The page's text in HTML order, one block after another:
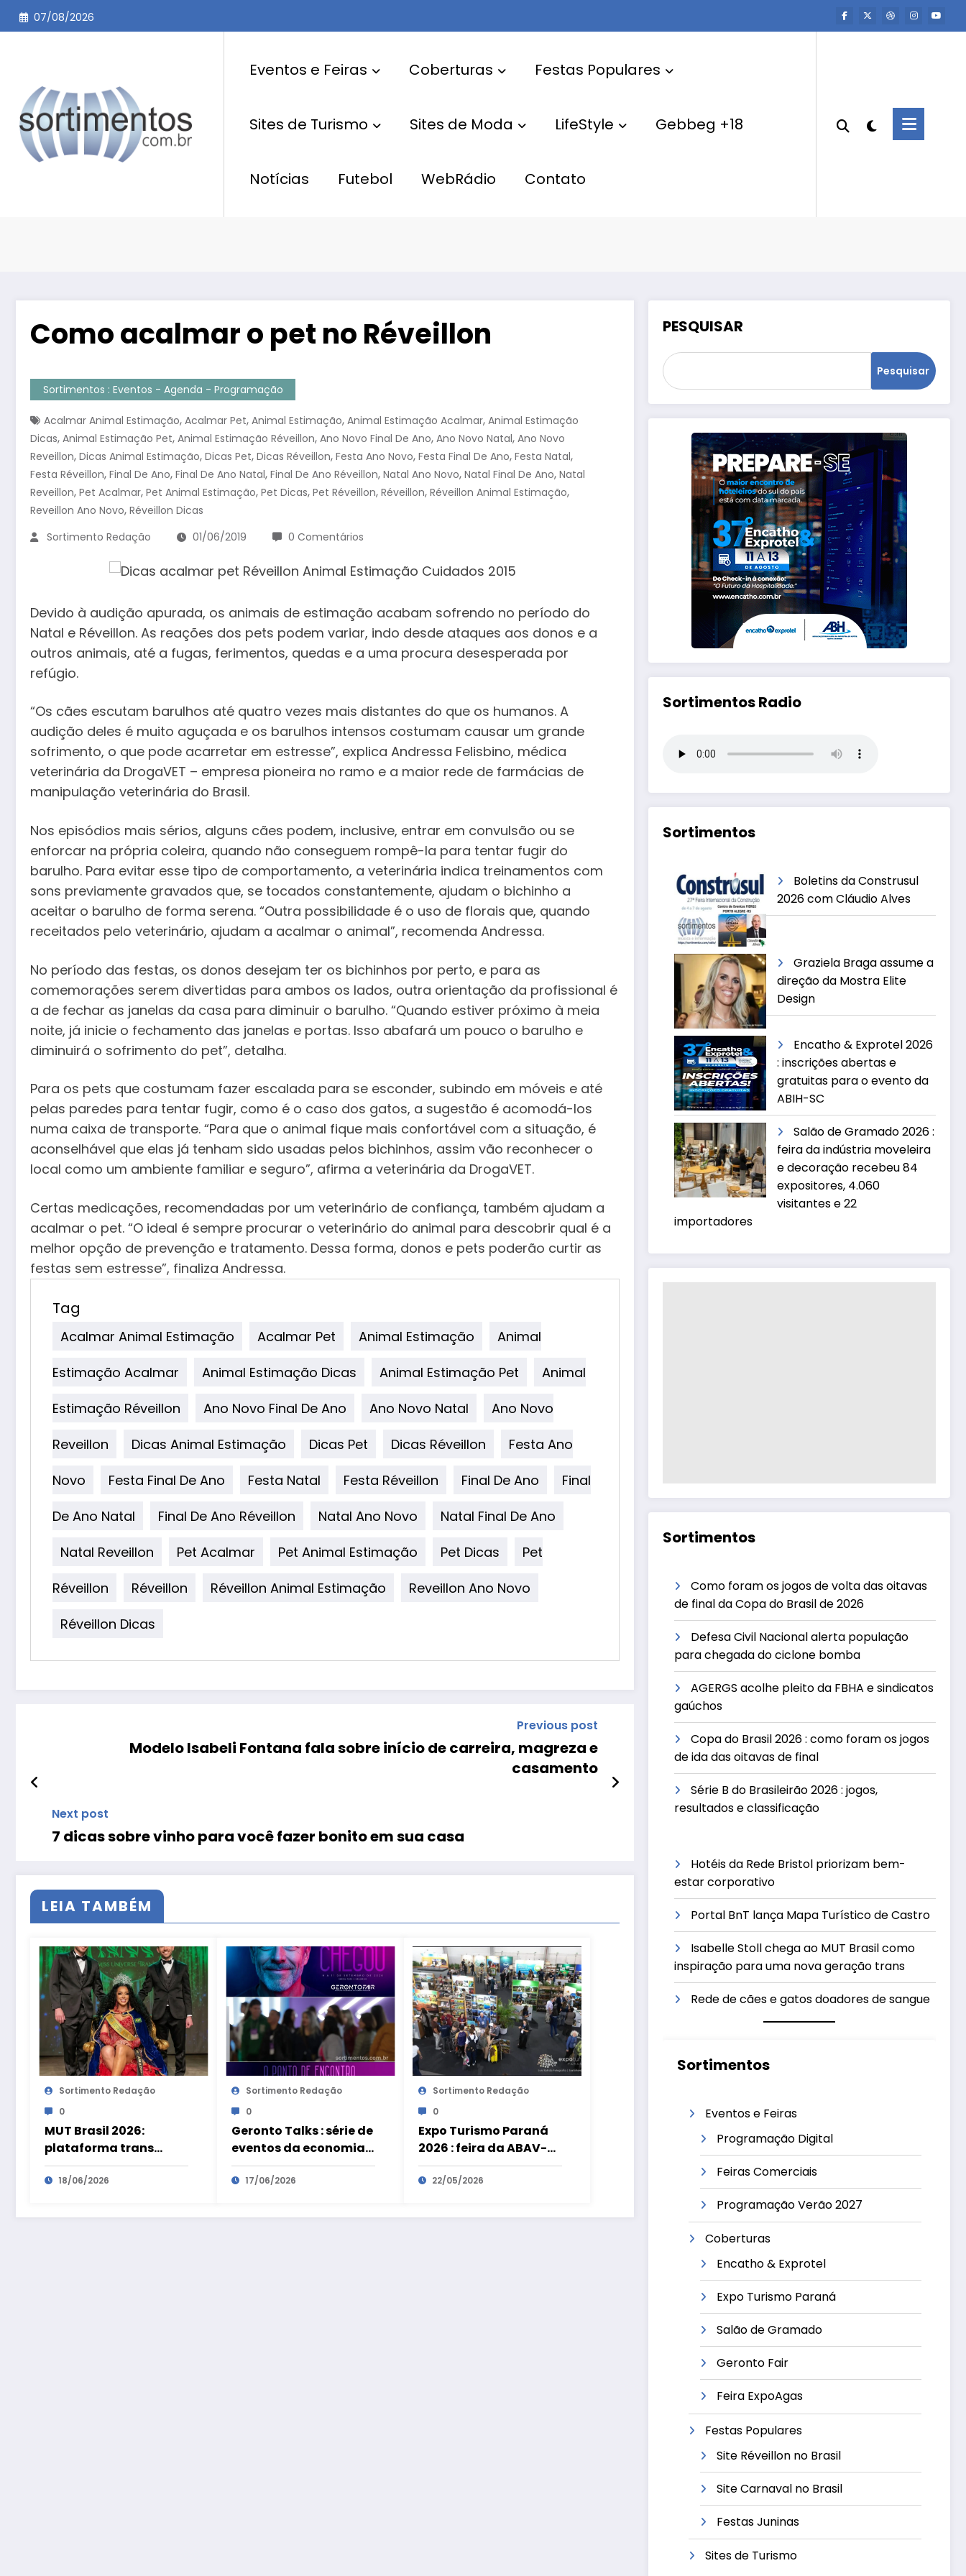
Pular
para
07/08/2026
Eventos e Feiras Coberturas Festas Populares
Sites de Turismo Sites de Moda LifeStyle Gebbeg +18
Notícias Futebol WebRádio Contato
Como acalmar o pet no Réveillon
Sortimentos : Eventos - Agenda - Programação
Acalmar Animal Estimação, Acalmar Pet, Animal Estimação, Animal Estimação Acalmar, Animal Estimação
Dicas, Animal Estimação Pet, Animal Estimação Réveillon, Ano Novo Final De Ano, Ano Novo Natal, Ano Novo
Reveillon, Dicas Animal Estimação, Dicas Pet, Dicas Réveillon, Festa Ano Novo, Festa Final De Ano, Festa Natal,
Festa Réveillon, Final De Ano, Final De Ano Natal, Final De Ano Réveillon, Natal Ano Novo, Natal Final De Ano, Natal
Reveillon, Pet Acalmar, Pet Animal Estimação, Pet Dicas, Pet Réveillon, Réveillon, Réveillon Animal Estimação,
Reveillon Ano Novo, Réveillon Dicas
Sortimento Redação
01/06/2019 0 Comentários
Devido à audição apurada, os animais de estimação acabam sofrendo no período do
Natal e Réveillon. As reações dos pets podem variar, indo desde ataques aos donos e a
outros animais, até a fugas, ferimentos, quedas e a uma procura desesperada por
refúgio.
“Os cães escutam barulhos até quatro vezes mais distantes do que os humanos. A
audição deles é muito aguçada e os barulhos intensos costumam causar um grande
sofrimento, o que pode acarretar em estresse”, explica Andressa Felisbino, médica
veterinária da DrogaVET – empresa pioneira no ramo e a maior rede de farmácias de
manipulação veterinária do Brasil.
Nos episódios mais sérios, alguns cães podem, inclusive, entrar em convulsão ou se
enforcar na própria coleira, quando não conseguem rompê-la para tentar fugir do
barulho. Para evitar esse tipo de comportamento, a veterinária indica treinamentos com
sons previamente gravados que, se tocados constantemente, ajudam o bichinho a
aceitar o barulho de forma serena. “Outra possibilidade é o uso de florais que, quando
receitados pelo veterinário, ajudam a acalmar o animal”, recomenda Andressa.
No período das festas, os donos desejam ter os bichinhos por perto, e para as
comemorações serem divertidas para ambos os lados, outra orientação da profissional é
a de fechar as janelas da casa para diminuir o barulho. “Quando estiver próximo à meia
noite, já inicie o fechamento das janelas e portas. Isso abafará um pouco o barulho e
diminuirá o sofrimento do pet”, detalha.
Para os pets que costumam fazer escalada para se esconder, subindo em móveis e até
pelas paredes para tentar fugir, como é o caso dos gatos, a sugestão é acomodá-los
numa caixa de transporte. “Para que o animal fique mais confortável com a situação, é
aconselhável que elas já tenham sido usadas pelos bichinhos, assim vão reconhecer o
local como um ambiente familiar e seguro”, afirma a veterinária da DrogaVET.
Certas medicações, recomendadas por um veterinário de confiança, também ajudam a
acalmar o pet. “O ideal é sempre procurar o veterinário do animal para descobrir qual é a
melhor opção de prevenção e tratamento. Dessa forma, donos e pets poderão curtir as
festas sem estresse”, finaliza Andressa.
Tag
Acalmar Animal Estimação Acalmar Pet Animal Estimação
Animal
Estimação Acalmar
Animal Estimação Dicas Animal Estimação Pet
Animal
Estimação Réveillon
Ano Novo Final De Ano Ano Novo Natal
Ano Novo
Reveillon
Dicas Animal Estimação Dicas Pet Dicas Réveillon
Festa Ano
Novo
Festa Final De Ano Festa Natal Festa Réveillon Final De Ano
Final
De Ano Natal
Final De Ano Réveillon Natal Ano Novo
Natal Final De Ano
Natal Reveillon
Pet Acalmar Pet Animal Estimação Pet Dicas
Pet
Réveillon
Réveillon Réveillon Animal Estimação
Reveillon Ano Novo
Réveillon Dicas
Previous post
Modelo Isabeli Fontana fala sobre início de carreira, magreza e
casamento
Next post
7 dicas sobre vinho para você fazer bonito em sua casa
LEIA TAMBÉM
Sortimento Redação
0
MUT Brasil 2026:
plataforma trans
transforma
visibilidade em
18/06/2026
Sortimento Redação
0
Geronto Talks : série de
eventos da economia
prateada são
preparatórios para a
17/06/2026
Sortimento Redação
0
Expo Turismo Paraná
2026 : feira da ABAV-PR
movimenta R$ 180
milhões e bate recorde
22/05/2026
PESQUISAR
Pesquisar
Sortimentos Radio
Sortimentos
Boletins da Construsul
2026 com Cláudio Alves
Graziela Braga assume a
direção da Mostra Elite
Design
Encatho & Exprotel 2026
: inscrições abertas e
gratuitas para o evento da
ABIH-SC
Salão de Gramado 2026 :
feira da indústria moveleira
e decoração recebeu 84
expositores, 4.060
visitantes e 22
importadores
Sortimentos
Como foram os jogos de volta das oitavas
de final da Copa do Brasil de 2026
Defesa Civil Nacional alerta população
para chegada do ciclone bomba
AGERGS acolhe pleito da FBHA e sindicatos
gaúchos
Copa do Brasil 2026 : como foram os jogos
de ida das oitavas de final
Série B do Brasileirão 2026 : jogos,
resultados e classificação
Hotéis da Rede Bristol priorizam bem-
estar corporativo
Portal BnT lança Mapa Turístico de Castro
Isabelle Stoll chega ao MUT Brasil como
inspiração para uma nova geração trans
Rede de cães e gatos doadores de sangue
Sortimentos
Eventos e Feiras
Programação Digital
Feiras Comerciais
Programação Verão 2027
Coberturas
Encatho & Exprotel
Expo Turismo Paraná
Salão de Gramado
Geronto Fair
Feira ExpoAgas
Festas Populares
Site Réveillon no Brasil
Site Carnaval no Brasil
Festas Juninas
Sites de Turismo